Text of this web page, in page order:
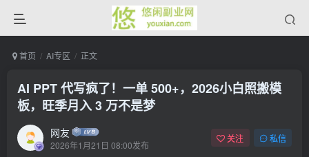
首页 AI专区 正文
AI PPT 代写疯了！一单 500+，2026小白照搬模
板，旺季月入 3 万不是梦
网友
2026年1月21日 08:00发布
关注 私信